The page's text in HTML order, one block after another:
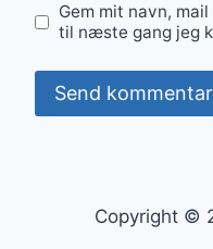
Gem mit navn,
til næste gang jeg
Copyright ©